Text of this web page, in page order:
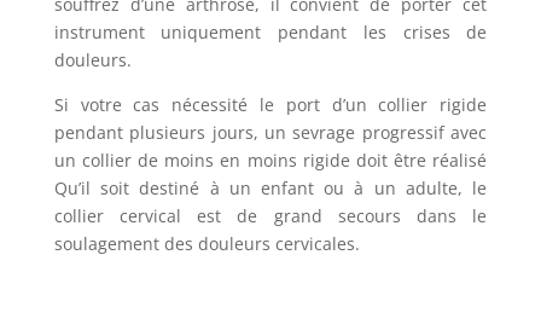
instrument uniquement pendant les crises de
douleurs.
Si votre cas nécessité le port d’un collier rigide
pendant plusieurs jours, un sevrage progressif avec
un collier de moins en moins rigide doit être réalisé
Qu’il soit destiné à un enfant ou à un adulte, le
collier cervical est de grand secours dans le
soulagement des douleurs cervicales.